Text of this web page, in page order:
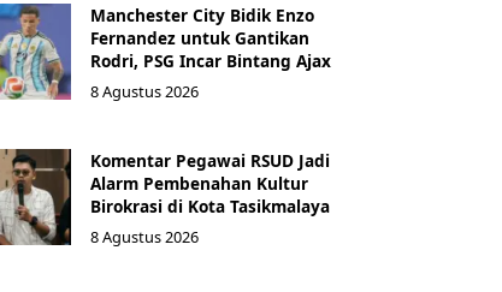
Manchester City Bidik Enzo
Fernandez untuk Gantikan
Rodri, PSG Incar Bintang Ajax
8 Agustus 2026
Komentar Pegawai RSUD Jadi
Alarm Pembenahan Kultur
Birokrasi di Kota Tasikmalaya
8 Agustus 2026